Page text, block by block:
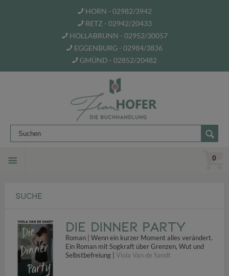
HORN - 02982/3942
RETZ - 02942/20433
HOLLABRUNN - 02952/30057
EGGENBURG - 02984/3836
GMÜND - 02852/20482
0
SUCHE
Die Dinner Party
Roman | Wenn ein kurzer Moment alles verändert.
Ein Roman mit Sogkraft über Grenzen, Wut und
Selbstbefreiung | Viola Van de Sandt